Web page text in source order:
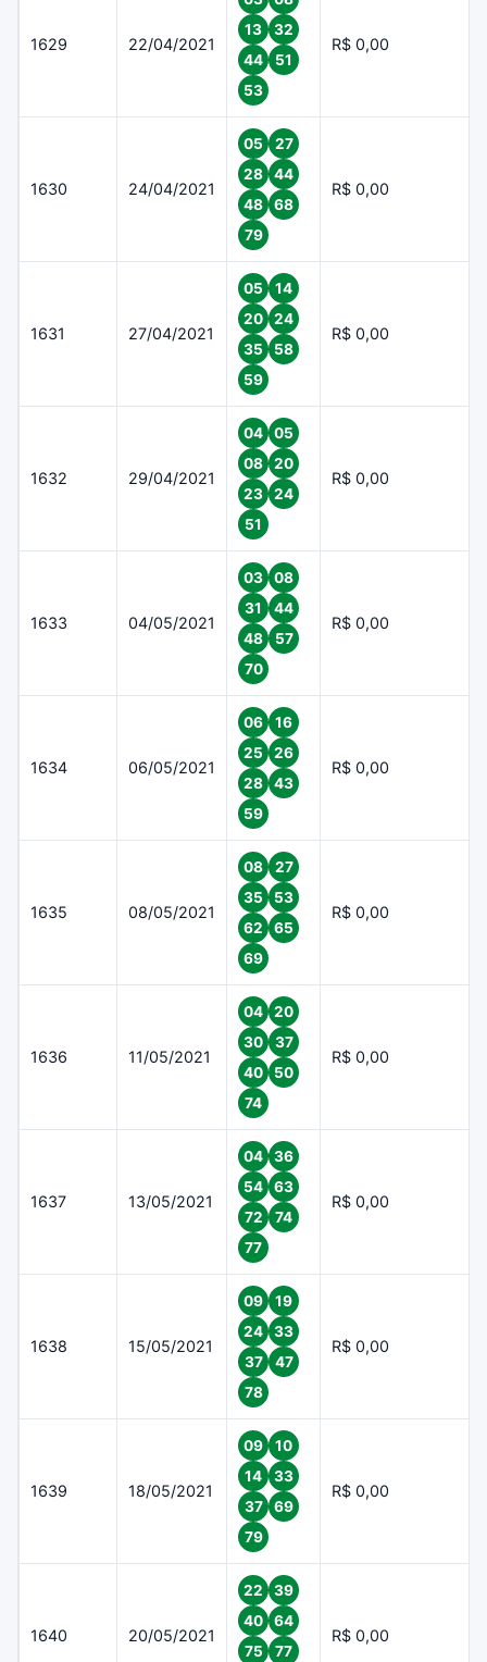
1629 22/04/2021
13
32
44
51
53
R$ 0,00
1630 24/04/2021
05
27
28
44
48
68
79
R$ 0,00
1631 27/04/2021
05
14
20
24
35
58
59
R$ 0,00
1632 29/04/2021
04
05
08
20
23
24
51
R$ 0,00
1633 04/05/2021
03
08
31
44
48
57
70
R$ 0,00
1634 06/05/2021
06
16
25
26
28
43
59
R$ 0,00
1635 08/05/2021
08
27
35
53
62
65
69
R$ 0,00
1636 11/05/2021
04
20
30
37
40
50
74
R$ 0,00
1637 13/05/2021
04
36
54
63
72
74
77
R$ 0,00
1638 15/05/2021
09
19
24
33
37
47
78
R$ 0,00
1639 18/05/2021
09
10
14
33
37
69
79
R$ 0,00
1640 20/05/2021
22
39
40
64
75
77
R$ 0,00